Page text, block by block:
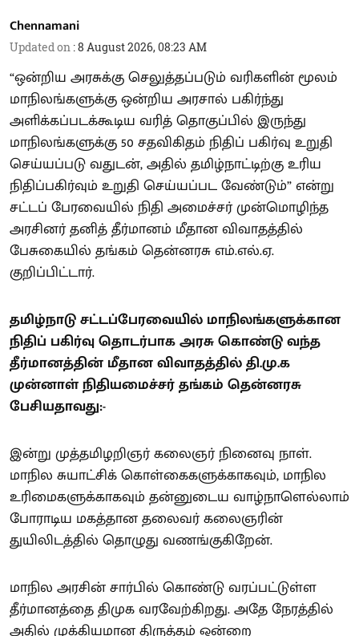
Chennamani
Updated on :8 August 2026, 08:23 AM
“ஒன்றிய அரசுக்கு செலுத்தப்படும் வரிகளின் மூலம்
மாநிலங்களுக்கு ஒன்றிய அரசால் பகிர்ந்து
அளிக்கப்படக்கூடிய வரித் தொகுப்பில் இருந்து
மாநிலங்களுக்கு 50 சதவிகிதம் நிதிப் பகிர்வு உறுதி
செய்யப்படு வதுடன், அதில் தமிழ்நாட்டிற்கு உரிய
நிதிப்பகிர்வும் உறுதி செய்யப்பட வேண்டும்” என்று
சட்டப் பேரவையில் நிதி அமைச்சர் முன்மொழிந்த
அரசினர் தனித் தீர்மானம் மீதான விவாதத்தில்
பேசுகையில் தங்கம் தென்னரசு எம்.எல்.ஏ.
குறிப்பிட்டார்.
தமிழ்நாடு சட்டப்பேரவையில் மாநிலங்களுக்கான
நிதிப் பகிர்வு தொடர்பாக அரசு கொண்டு வந்த
தீர்மானத்தின் மீதான விவாதத்தில் தி.மு.க
முன்னாள் நிதியமைச்சர் தங்கம் தென்னரசு
பேசியதாவது:-
இன்று முத்தமிழறிஞர் கலைஞர் நினைவு நாள்.
மாநில சுயாட்சிக் கொள்கைகளுக்காகவும், மாநில
உரிமைகளுக்காகவும் தன்னுடைய வாழ்நாளெல்லாம்
போராடிய மகத்தான தலைவர் கலைஞரின்
துயிலிடத்தில் தொழுது வணங்குகிறேன்.
மாநில அரசின் சார்பில் கொண்டு வரப்பட்டுள்ள
தீர்மானத்தை திமுக வரவேற்கிறது. அதே நேரத்தில்
அதில் முக்கியமான திருத்தம் ஒன்றை